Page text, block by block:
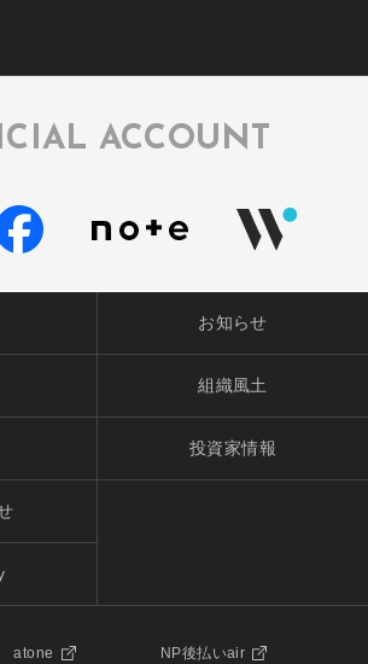
ACCOUNT
お知らせ
組織風土
投資家情報
atone NP後払いair